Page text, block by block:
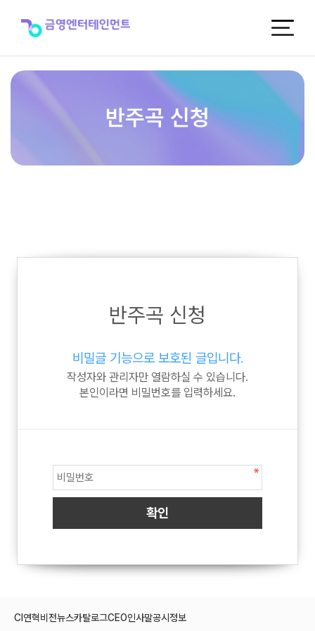
반주곡 신청
반주곡 신청
비밀글 기능으로 보호된 글입니다.
작성자와 관리자만 열람하실 수 있습니다.
본인이라면 비밀번호를 입력하세요.
CI 연혁비전뉴스카탈로그CEO인사말공시정보